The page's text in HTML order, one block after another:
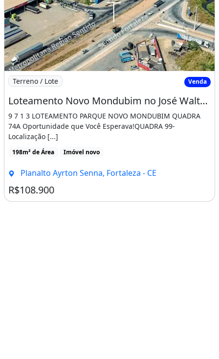
Imagem: Loteamento Novo Mondubim no José Walter
Terreno / Lote Venda
Loteamento Novo Mondubim no José Walter Pronto para Construir
9 7 1 3 LOTEAMENTO PARQUE NOVO MONDUBIM QUADRA
74A Oportunidade que Você Esperava!QUADRA 99-
Localização [...]
198m² de Área Imóvel novo
Planalto Ayrton Senna, Fortaleza - CE
R$108.900